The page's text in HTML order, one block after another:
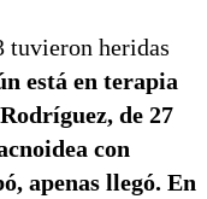
tuvieron heridas
está en terapia
de 27
con
apenas llegó. En